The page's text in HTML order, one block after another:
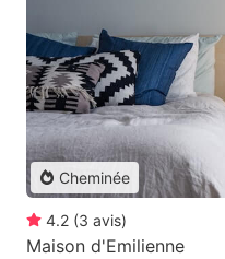
Cheminée
4.2 (3 avis)
Maison d'Emilienne